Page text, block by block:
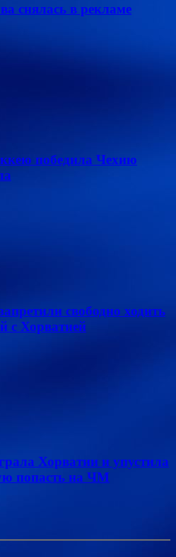
снялась в рекламе
победила Чехию
свободно ходить
с Хорватией
Хорватии и упустила
попасть на ЧМ